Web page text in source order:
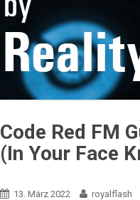
Code Red FM
(In Your Face
13. März 2022 royalflash